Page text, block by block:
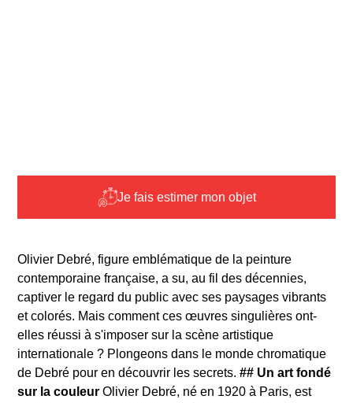
Je fais estimer mon objet
Olivier Debré, figure emblématique de la peinture
contemporaine française, a su, au fil des décennies,
captiver le regard du public avec ses paysages vibrants
et colorés. Mais comment ces œuvres singulières ont-
elles réussi à s'imposer sur la scène artistique
internationale ? Plongeons dans le monde chromatique
de Debré pour en découvrir les secrets.## Un art fondé
sur la couleur Olivier Debré, né en 1920 à Paris, est